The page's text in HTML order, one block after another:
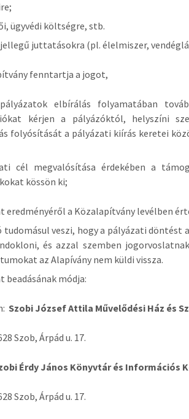
ügyvédi költségre, stb.
juttatásokra (pl. élelmiszer,
fenntartja a jogot,
elbírálás folyamatában
kérjen a pályázóktól, helyszíni
folyósítását a pályázati kiírás keretei
cél megvalósítása érdekében a
kössön ki;
eredményéről a Közalapítvány levélben
tudomásul veszi, hogy a pályázati döntést
és azzal szemben
az Alapívány nem küldi vissza.
beadásának módja:
Szobi József Attila Művelődési Ház és
Árpád u. 17.
Érdy János Könyvtár és Információs
Árpád u. 17.